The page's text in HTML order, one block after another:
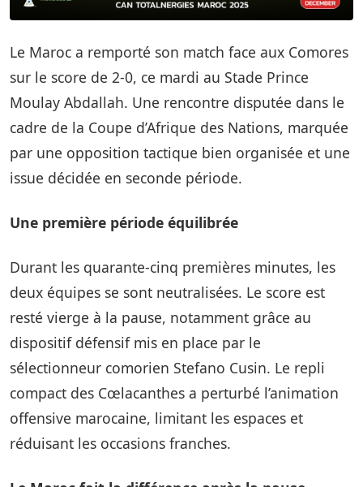
Le Maroc a remporté son match face aux Comores
sur le score de 2-0, ce mardi au Stade Prince
Moulay Abdallah. Une rencontre disputée dans le
cadre de la Coupe d’Afrique des Nations, marquée
par une opposition tactique bien organisée et une
issue décidée en seconde période.
Une première période équilibrée
Durant les quarante-cinq premières minutes, les
deux équipes se sont neutralisées. Le score est
resté vierge à la pause, notamment grâce au
dispositif défensif mis en place par le
sélectionneur comorien Stefano Cusin. Le repli
compact des Cœlacanthes a perturbé l’animation
offensive marocaine, limitant les espaces et
réduisant les occasions franches.